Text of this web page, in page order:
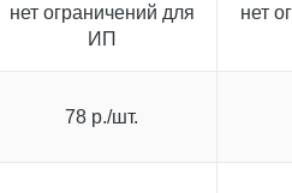
нет ограничений для
ИП
нет
78 р./шт.